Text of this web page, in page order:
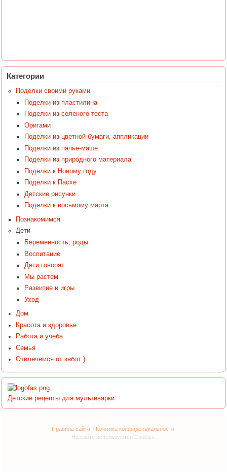
Категории
Поделки своими руками
Поделки из пластилина
Поделки из соленого теста
Оригами
Поделки из цветной бумаги, аппликации
Поделки из папье-маше
Поделки из природного материала
Поделки к Новому году
Поделки к Пасхе
Детские рисунки
Поделки к восьмому марта
Познакомимся
Дети
Беременность, роды
Воспитание
Дети говорят
Мы растем
Развитие и игры
Уход
Дом
Красота и здоровье
Работа и учеба
Семья
Отвлечемся от забот:)
Детские рецепты для мультиварки
Правила сайта. Политика конфиденциальности.
На сайте используются Cookies.